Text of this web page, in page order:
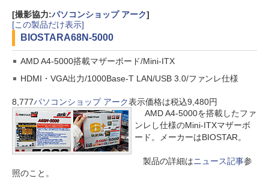
[撮影協力:パソコンショップ アーク]
[この製品だけ表示]
BIOSTARA68N-5000
AMD A4-5000搭載マザーボード/Mini-ITX
HDMI・VGA出力/1000Base-T LAN/USB 3.0/ファンレ仕様
8,777パソコンショップ アーク表示価格は税込9,480円
AMD A4-5000を搭載したファ
ンレし仕様のMini-ITXマザーボ
ード。メーカーはBIOSTAR。
製品の詳細はニュース記事参
照のこと。